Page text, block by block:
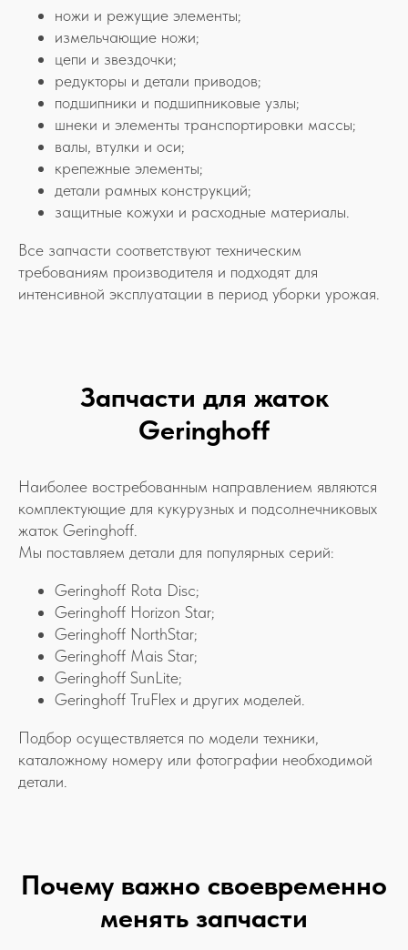
ножи и режущие элементы;
измельчающие ножи;
цепи и звездочки;
редукторы и детали приводов;
подшипники и подшипниковые узлы;
шнеки и элементы транспортировки массы;
валы, втулки и оси;
крепежные элементы;
детали рамных конструкций;
защитные кожухи и расходные материалы.
Все запчасти соответствуют техническим
требованиям производителя и подходят для
интенсивной эксплуатации в период уборки урожая.
Запчасти для жаток
Geringhoff
Наиболее востребованным направлением являются
комплектующие для кукурузных и подсолнечниковых
жаток Geringhoff.
Мы поставляем детали для популярных серий:
Geringhoff Rota Disc;
Geringhoff Horizon Star;
Geringhoff NorthStar;
Geringhoff Mais Star;
Geringhoff SunLite;
Geringhoff TruFlex и других моделей.
Подбор осуществляется по модели техники,
каталожному номеру или фотографии необходимой
детали.
Почему важно своевременно
менять запчасти